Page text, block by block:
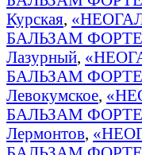
Курская,
БАЛЬЗАМ
Лазурный,
БАЛЬЗАМ
Левокумское,
БАЛЬЗАМ
Лермонтов,